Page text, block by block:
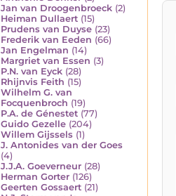
Jan van Droogenbroeck (2)
Heiman Dullaert (15)
Prudens van Duyse (23)
Frederik van Eeden (66)
Jan Engelman (14)
Margriet van Essen (3)
P.N. van Eyck (28)
Rhijnvis Feith (15)
Wilhelm G. van
Focquenbroch (19)
P.A. de Génestet (77)
Guido Gezelle (204)
Willem Gijssels (1)
J. Antonides van der Goes
(4)
J.J.A. Goeverneur (28)
Herman Gorter (126)
Geerten Gossaert (21)